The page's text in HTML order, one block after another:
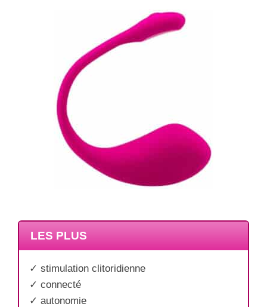
LES PLUS
✓ stimulation clitoridienne
✓ connecté
✓ autonomie